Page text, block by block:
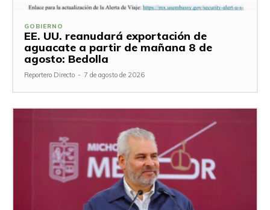
GOBIERNO
EE. UU. reanudará exportación de
aguacate a partir de mañana 8 de
agosto: Bedolla
Reportero Directo - 7 de agosto de 2026